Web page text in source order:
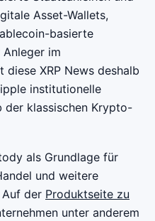
Asset-Wallets,
basierte
im
XRP News deshalb
institutionelle
der klassischen Krypto-
als Grundlage für
und weitere
der Produktseite zu
unter anderem